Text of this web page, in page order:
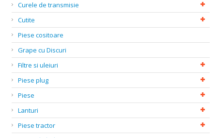
Curele de transmisie
Cutite
Piese cositoare
Grape cu Discuri
Filtre si uleiuri
Piese plug
Piese
Lanturi
Piese tractor